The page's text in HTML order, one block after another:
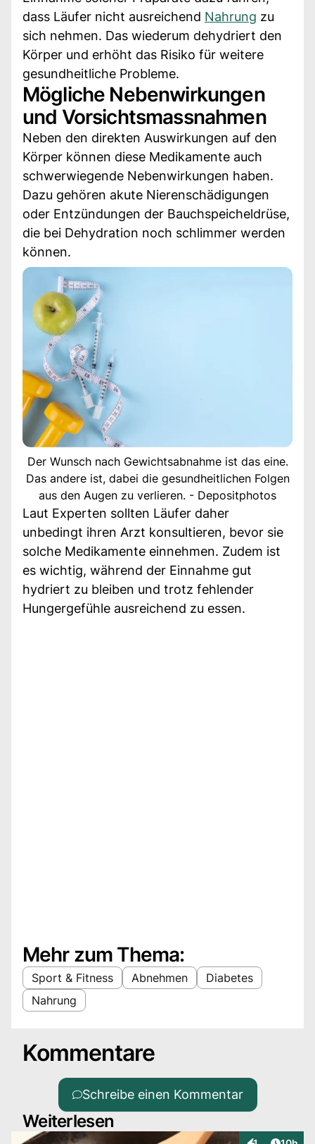
dass Läufer nicht ausreichend Nahrung zu
sich nehmen. Das wiederum dehydriert den
Körper und erhöht das Risiko für weitere
gesundheitliche Probleme.
Mögliche Nebenwirkungen
und Vorsichtsmassnahmen
Neben den direkten Auswirkungen auf den
Körper können diese Medikamente auch
schwerwiegende Nebenwirkungen haben.
Dazu gehören akute Nierenschädigungen
oder Entzündungen der Bauchspeicheldrüse,
die bei Dehydration noch schlimmer werden
können.
Der Wunsch nach Gewichtsabnahme ist das eine.
Das andere ist, dabei die gesundheitlichen Folgen
aus den Augen zu verlieren. - Depositphotos
Laut Experten sollten Läufer daher
unbedingt ihren Arzt konsultieren, bevor sie
solche Medikamente einnehmen. Zudem ist
es wichtig, während der Einnahme gut
hydriert zu bleiben und trotz fehlender
Hungergefühle ausreichend zu essen.
Mehr zum Thema:
Sport & Fitness Abnehmen
Diabetes
Nahrung
Kommentare
Schreibe einen Kommentar
Weiterlesen